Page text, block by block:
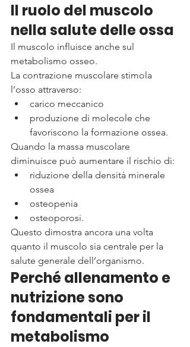
Il ruolo del muscolo
nella salute delle ossa
Il muscolo influisce anche sul
metabolismo osseo.
La contrazione muscolare stimola
l’osso attraverso:
carico meccanico
produzione di molecole che
favoriscono la formazione ossea.
Quando la massa muscolare
diminuisce può aumentare il rischio di:
riduzione della densità minerale
ossea
osteopenia
osteoporosi.
Questo dimostra ancora una volta
quanto il muscolo sia centrale per la
salute generale dell’organismo.
Perché allenamento e
nutrizione sono
fondamentali per il
metabolismo